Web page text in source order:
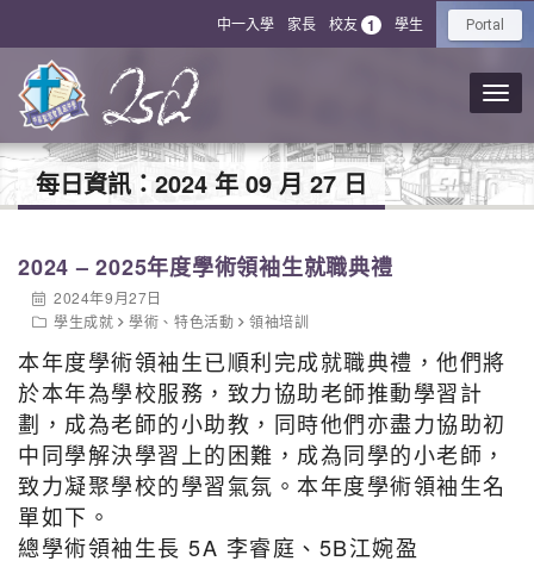
中一入學 家長 校友 1 學生 Portal
每日資訊： 2024 年 09 月 27 日
2024 – 2025年度學術領袖生就職典禮
2024年9月27日
學生成就
學術 、特色活動 領袖培訓
本年度學術領袖生已順利完成就職典禮，他們將
於本年為學校服務，致力協助老師推動學習計
劃，成為老師的小助教，同時他們亦盡力協助初
中同學解決學習上的困難，成為同學的小老師，
致力凝聚學校的學習氣氛。本年度學術領袖生名
單如下。
總學術領袖生長 5A 李睿庭、5B江婉盈